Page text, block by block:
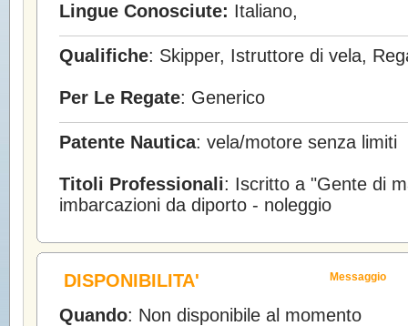
Lingue Conosciute: Italiano,
Qualifiche: Skipper, Istruttore di vela,
Per Le Regate: Generico
Patente Nautica: vela/motore senza limiti
Titoli Professionali: Iscritto a "Gente di
imbarcazioni da diporto - noleggio
Messaggio
DISPONIBILITA'
Quando: Non disponibile al momento